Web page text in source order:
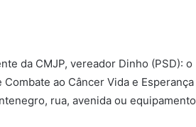
da CMJP, vereador Dinho (PSD): o
ao Câncer Vida e Esperança
rua, avenida ou equipamento